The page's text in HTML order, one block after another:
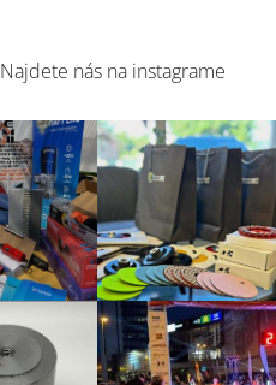
Najdete nás na instagrame